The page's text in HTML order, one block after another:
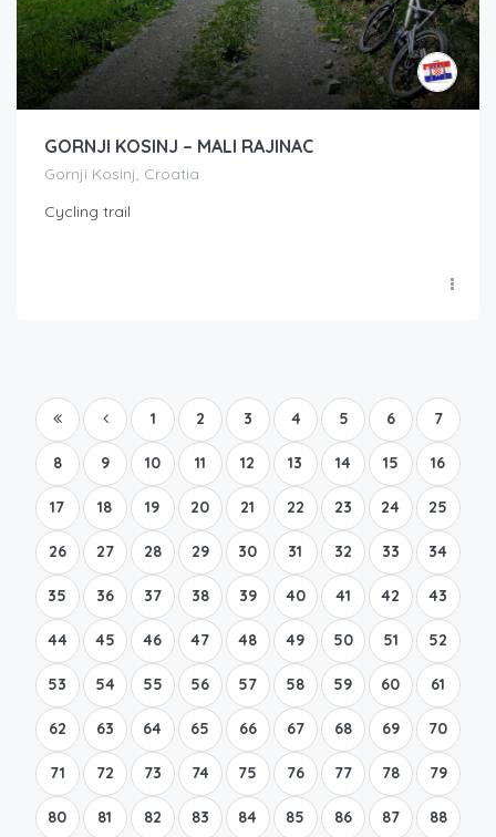
GORNJI KOSINJ – MALI RAJINAC
Gornji Kosinj, Croatia
Cycling trail
1 2 3 4 5 6 7
8 9 10 11 12 13 14 15 16
17 18 19 20 21 22 23 24 25
26 27 28 29 30 31 32 33 34
35 36 37 38 39 40 41 42 43
44 45 46 47 48 49 50 51 52
53 54 55 56 57 58 59 60 61
62 63 64 65 66 67 68 69 70
71 72 73 74 75 76 77 78 79
80 81 82 83 84 85 86 87 88